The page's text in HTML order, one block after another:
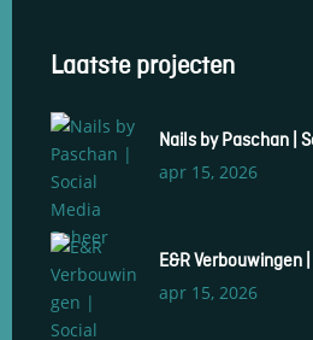
Nails by Paschan |
apr 15, 2026
E&R Verbouwingen
apr 15, 2026